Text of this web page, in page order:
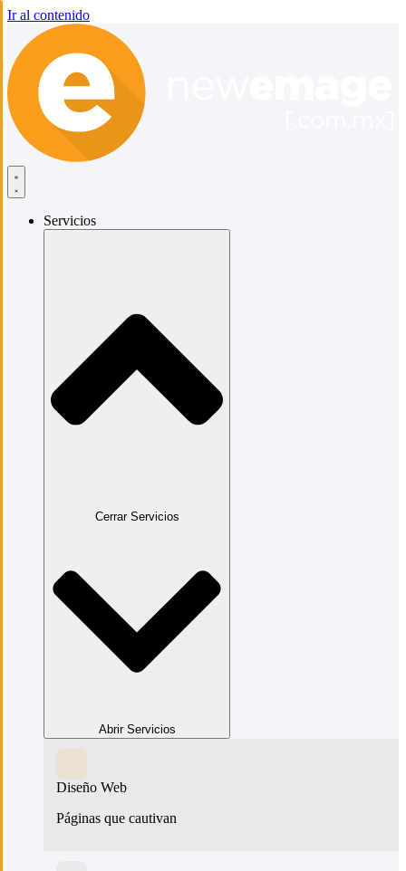
Ir al contenido
Servicios
Cerrar Servicios
Abrir Servicios
Diseño Web
Páginas que cautivan